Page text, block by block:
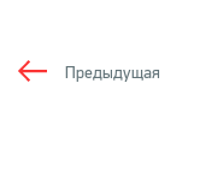
Предыдущая